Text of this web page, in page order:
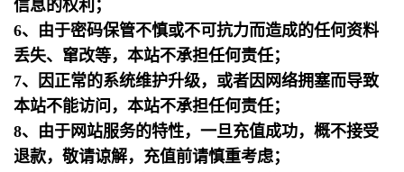
信息的权利；
6、由于密码保管不慎或不可抗力而造成的任何资料
丢失、窜改等，本站不承担任何责任；
7、因正常的系统维护升级，或者因网络拥塞而导致
本站不能访问，本站不承担任何责任；
8、由于网站服务的特性，一旦充值成功，概不接受
退款，敬请谅解，充值前请慎重考虑；